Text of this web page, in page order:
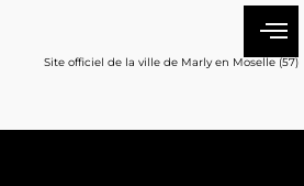
Site officiel de la ville de Marly en Moselle (57)